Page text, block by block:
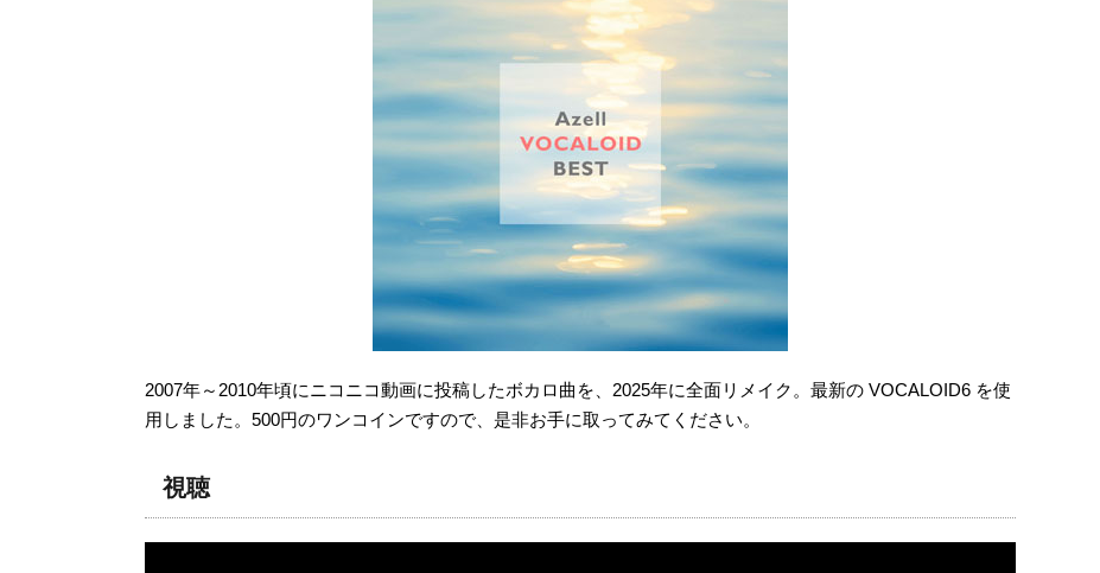
2007年～2010年頃にニコニコ動画に投稿したボカロ曲を、2025年に全面リメイク。最新の VOCALOID6 を使
用しました。500円のワンコインですので、是非お手に取ってみてください。
視聴